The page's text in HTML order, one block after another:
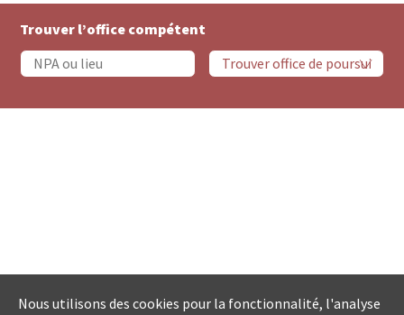
Trouver l’office compétent
Nous utilisons des cookies pour la fonctionnalité, l'analyse